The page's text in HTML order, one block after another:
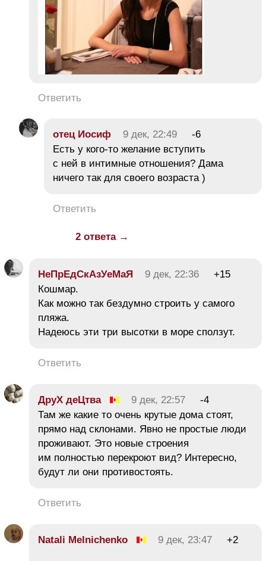
Ответить
отец Иосиф 9 дек, 22:49
-6
Есть у кого-то желание вступить
с ней в интимные отношения? Дама
ничего так для своего возраста )
Ответить
2 ответа →
НеПрЕдСкАзУеМаЯ 9 дек, 22:36
+15
Кошмар.
Как можно так бездумно строить у самого
пляжа.
Надеюсь эти три высотки в море сползут.
Ответить
ДруХ деЦтва 9 дек, 22:57
-4
Там же какие то очень крутые дома стоят,
прямо над склонами. Явно не простые люди
проживают. Это новые строения
им полностью перекроют вид? Интересно,
будут ли они противостоять.
Ответить
Natali Melnichenko 9 дек, 23:47 +2